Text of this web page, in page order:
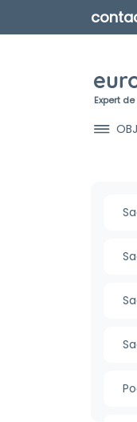
Expert